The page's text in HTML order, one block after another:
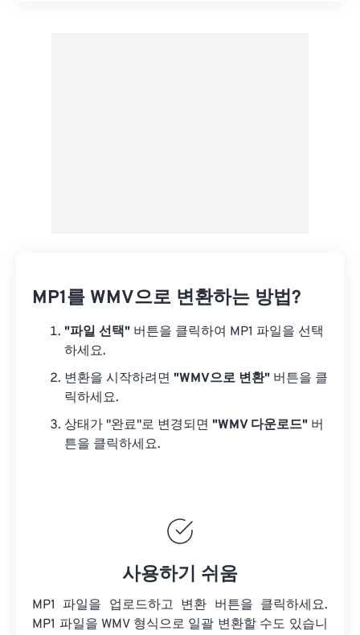
MP1를 WMV으로 변환하는 방법?
"파일 선택" 버튼을 클릭하여 MP1 파일을 선택
하세요.
변환을 시작하려면 "WMV으로 변환" 버튼을 클
릭하세요.
상태가 "완료"로 변경되면 "WMV 다운로드" 버
튼을 클릭하세요.
사용하기 쉬움
MP1 파일을 업로드하고 변환 버튼을 클릭하세요.
MP1 파일을 WMV 형식으로 일괄 변환할 수도 있습니